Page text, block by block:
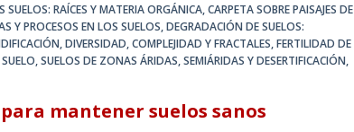
RAÍCES Y MATERIA ORGÁNICA,CARPETA SOBRE PAISAJES DE
Y PROCESOS EN LOS SUELOS,DEGRADACIÓN DE SUELOS:
,DIVERSIDAD, COMPLEJIDAD Y FRACTALES,FERTILIDAD DE
,SUELOS DE ZONAS ÁRIDAS, SEMIÁRIDAS Y DESERTIFICACIÓN,
mantener suelos sanos